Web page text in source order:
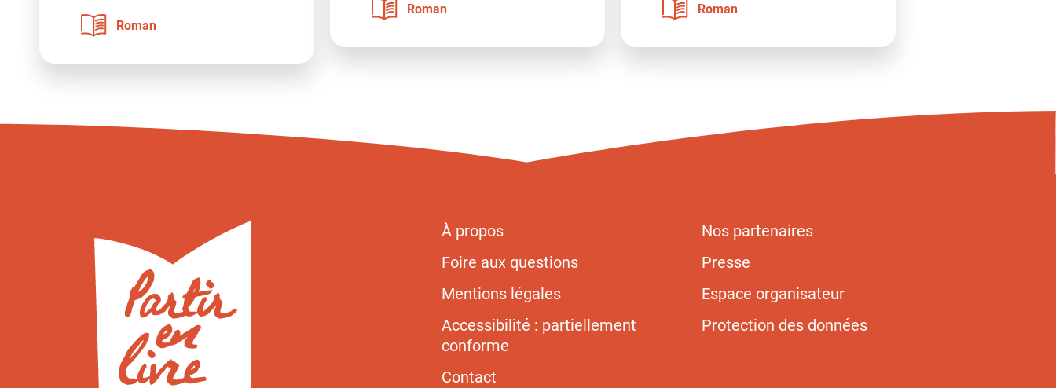
Roman
Roman Roman
À propos
Nos partenaires
Foire aux questions
Presse
Mentions légales
Espace organisateur
Accessibilité : partiellement
conforme
Protection des données
Contact